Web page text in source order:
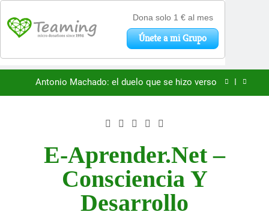
«La kinesina y la felicidad: cómo una proteína
Antonio Machado: el duelo que se hizo verso
«La kinesina y la felicidad: cómo una proteína
impulsa tu bienestar»
Antonio Machado: el duelo que se hizo verso
San Óscar Romero y la dignidad humana
E-Aprender.net –
Consciencia Y
Desarrollo